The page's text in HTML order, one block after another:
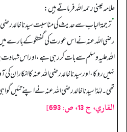
علامہ عینی رحمہ اللہ فرماتے ہیں:
”ترجمۃ الباب سے حدیث کی مناسبت سیدنا خالد رضی
رضی اللہ عنہ نے اس عورت کی گفتگو کے بارے میں
اللہ علیہ وسلم سے بات کر رہی ہے، اور اس شہادت
نہیں روکا، اور سیدنا خالد رضی اللہ عنہ کا انکار
تھی۔ لہٰذا سیدنا خالد رضی اللہ عنہ نے اپنے تئیں
القاري، ج 13، ص: 693]